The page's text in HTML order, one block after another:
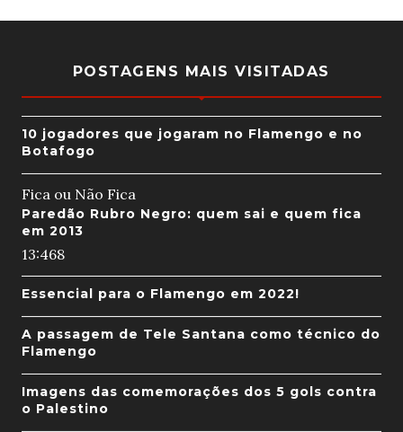
POSTAGENS MAIS VISITADAS
10 jogadores que jogaram no Flamengo e no
Botafogo
Fica ou Não Fica
Paredão Rubro Negro: quem sai e quem fica
em 2013
13:468
Essencial para o Flamengo em 2022!
A passagem de Tele Santana como técnico do
Flamengo
Imagens das comemorações dos 5 gols contra
o Palestino